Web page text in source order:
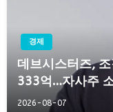
경제
데브시스터즈,
333억…자사주
2026-08-07